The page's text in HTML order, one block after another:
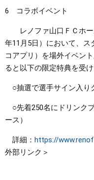
6 コラボイベント
レノファ山口ＦＣホー
年11月5日）において、ス
コアプリ）を場外イベン
ると以下の限定特典を受
○抽選で選手サイン入り
○先着250名にドリンク
ース）
詳細： https://
外部リンク＞